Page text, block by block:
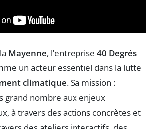
Mayenne, l’entreprise 40 Degrés
un acteur essentiel dans la lutte
climatique. Sa mission :
grand nombre aux enjeux
à travers des actions concrètes et